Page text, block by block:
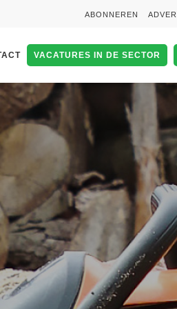
ABONNEREN
VACATURES IN DE SECTOR